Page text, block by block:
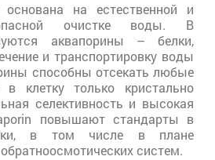
основана на естественной и
очистке воды. В
аквапорины – белки,
и транспортировку воды
способны отсекать любые
в клетку только кристально
селективность и высокая
повышают стандарты в
в том числе в плане
систем.